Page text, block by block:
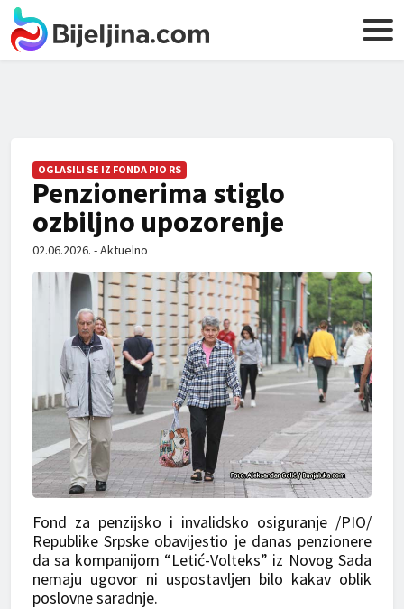
OGLASILI SE IZ FONDA PIO RS
Penzionerima stiglo
ozbiljno upozorenje
02.06.2026. - Aktuelno
Fond za penzijsko i invalidsko osiguranje /PIO/
Republike Srpske obavijestio je danas penzionere
da sa kompanijom “Letić-Volteks” iz Novog Sada
nemaju ugovor ni uspostavljen bilo kakav oblik
poslovne saradnje.